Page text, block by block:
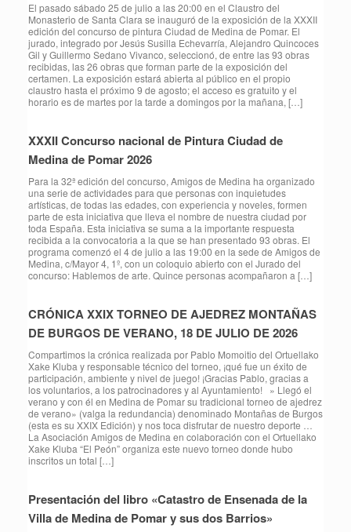
El pasado sábado 25 de julio a las 20:00 en el Claustro del
Monasterio de Santa Clara se inauguró de la exposición de la XXXII
edición del concurso de pintura Ciudad de Medina de Pomar. El
jurado, integrado por Jesús Susilla Echevarría, Alejandro Quincoces
Gil y Guillermo Sedano Vivanco, seleccionó, de entre las 93 obras
recibidas, las 26 obras que forman parte de la exposición del
certamen. La exposición estará abierta al público en el propio
claustro hasta el próximo 9 de agosto; el acceso es gratuito y el
horario es de martes por la tarde a domingos por la mañana, […]
XXXII Concurso nacional de Pintura Ciudad de
Medina de Pomar 2026
Para la 32ª edición del concurso, Amigos de Medina ha organizado
una serie de actividades para que personas con inquietudes
artísticas, de todas las edades, con experiencia y noveles, formen
parte de esta iniciativa que lleva el nombre de nuestra ciudad por
toda España. Esta iniciativa se suma a la importante respuesta
recibida a la convocatoria a la que se han presentado 93 obras. El
programa comenzó el 4 de julio a las 19:00 en la sede de Amigos de
Medina, c/Mayor 4, 1º, con un coloquio abierto con el Jurado del
concurso: Hablemos de arte. Quince personas acompañaron a […]
CRÓNICA XXIX TORNEO DE AJEDREZ MONTAÑAS
DE BURGOS DE VERANO, 18 DE JULIO DE 2026
Compartimos la crónica realizada por Pablo Momoitio del Ortuellako
Xake Kluba y responsable técnico del torneo, ¡qué fue un éxito de
participación, ambiente y nivel de juego! ¡Gracias Pablo, gracias a
los voluntarios, a los patrocinadores y al Ayuntamiento! » Llegó el
verano y con él en Medina de Pomar su tradicional torneo de ajedrez
de verano» (valga la redundancia) denominado Montañas de Burgos
(esta es su XXIX Edición) y nos toca disfrutar de nuestro deporte …
La Asociación Amigos de Medina en colaboración con el Ortuellako
Xake Kluba “El Peón” organiza este nuevo torneo donde hubo
inscritos un total […]
Presentación del libro «Catastro de Ensenada de la
Villa de Medina de Pomar y sus dos Barrios»